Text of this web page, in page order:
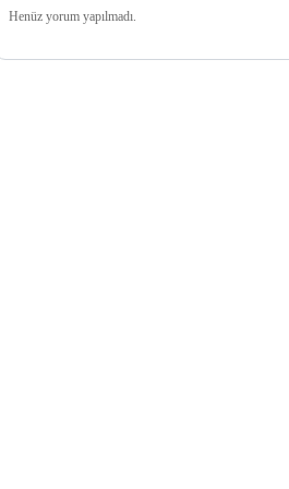
Henüz yorum yapılmadı.